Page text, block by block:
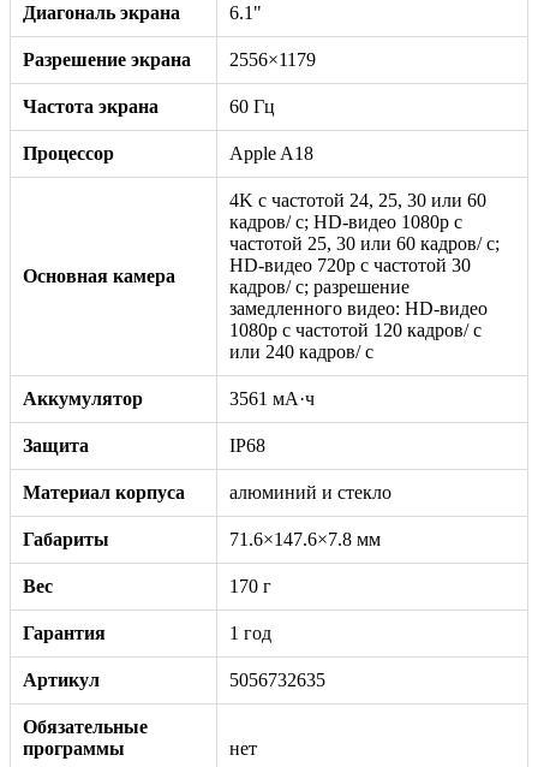
Диагональ экрана 6.1"
Разрешение экрана 2556×1179
Частота экрана 60 Гц
Процессор Apple A18
Основная камера
4K с частотой 24, 25, 30 или 60
кадров/ с; HD-видео 1080p с
частотой 25, 30 или 60 кадров/ с;
HD-видео 720p с частотой 30
кадров/ с; разрешение
замедленного видео: HD-видео
1080р c частотой 120 кадров/ с
или 240 кадров/ с
Аккумулятор 3561 мА·ч
Защита IP68
Материал корпуса алюминий и стекло
Габариты 71.6×147.6×7.8 мм
Вес 170 г
Гарантия 1 год
Артикул 5056732635
Обязательные
программы
нет